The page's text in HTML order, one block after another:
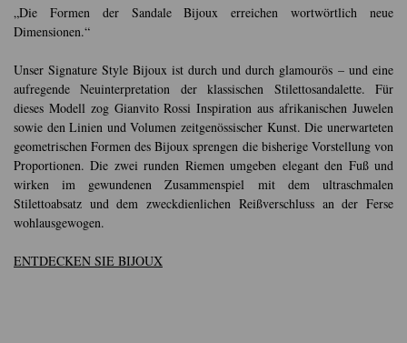
„Die Formen der Sandale Bijoux erreichen wortwörtlich neue
Dimensionen.“
Unser Signature Style Bijoux ist durch und durch glamourös – und eine
aufregende Neuinterpretation der klassischen Stilettosandalette. Für
dieses Modell zog Gianvito Rossi Inspiration aus afrikanischen Juwelen
sowie den Linien und Volumen zeitgenössischer Kunst. Die unerwarteten
geometrischen Formen des Bijoux sprengen die bisherige Vorstellung von
Proportionen. Die zwei runden Riemen umgeben elegant den Fuß und
wirken im gewundenen Zusammenspiel mit dem ultraschmalen
Stilettoabsatz und dem zweckdienlichen Reißverschluss an der Ferse
wohlausgewogen.
ENTDECKEN SIE BIJOUX